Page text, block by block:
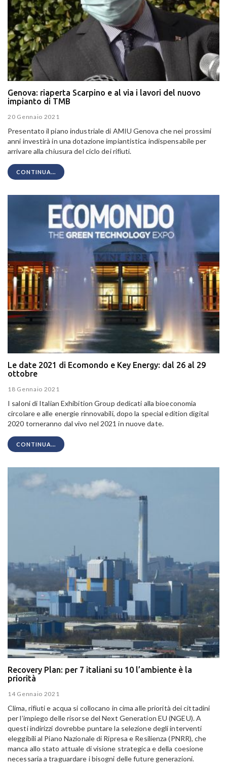
Genova: riaperta Scarpino e al via i lavori del nuovo
impianto di TMB
20 Gennaio 2021
Presentato il piano industriale di AMIU Genova che nei prossimi
anni investirà in una dotazione impiantistica indispensabile per
arrivare alla chiusura del ciclo dei rifiuti.
CONTINUA...
Le date 2021 di Ecomondo e Key Energy: dal 26 al 29
ottobre
18 Gennaio 2021
I saloni di Italian Exhibition Group dedicati alla bioeconomia
circolare e alle energie rinnovabili, dopo la special edition digital
2020 torneranno dal vivo nel 2021 in nuove date.
CONTINUA...
Recovery Plan: per 7 italiani su 10 l’ambiente è la
priorità
14 Gennaio 2021
Clima, rifiuti e acqua si collocano in cima alle priorità dei cittadini
per l’impiego delle risorse del Next Generation EU (NGEU). A
questi indirizzi dovrebbe puntare la selezione degli interventi
eleggibili al Piano Nazionale di Ripresa e Resilienza (PNRR), che
manca allo stato attuale di visione strategica e della coesione
necessaria a traguardare i bisogni delle future generazioni.